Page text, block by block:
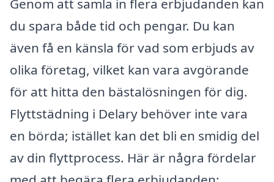
Genom att samla in flera erbjudanden kan
du spara både tid och pengar. Du kan
även få en känsla för vad som erbjuds av
olika företag, vilket kan vara avgörande
för att hitta den bästalösningen för dig.
Flyttstädning i Delary behöver inte vara
en börda; istället kan det bli en smidig del
av din flyttprocess. Här är några fördelar